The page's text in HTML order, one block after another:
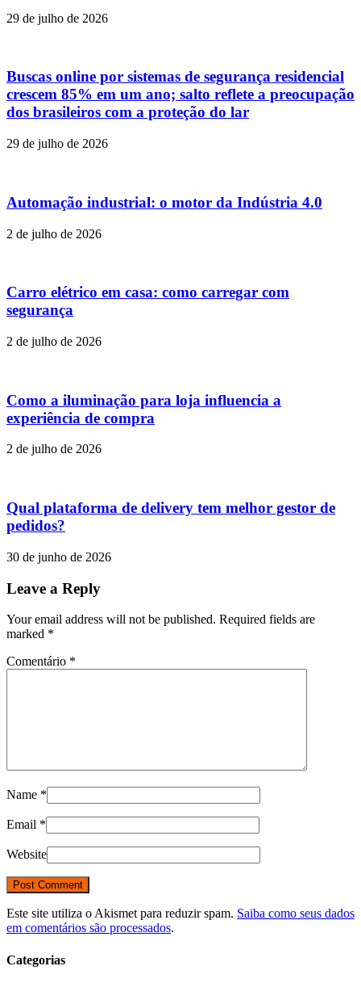
29 de julho de 2026
Buscas online por sistemas de segurança residencial
crescem 85% em um ano; salto reflete a preocupação
dos brasileiros com a proteção do lar
29 de julho de 2026
Automação industrial: o motor da Indústria 4.0
2 de julho de 2026
Carro elétrico em casa: como carregar com
segurança
2 de julho de 2026
Como a iluminação para loja influencia a
experiência de compra
2 de julho de 2026
Qual plataforma de delivery tem melhor gestor de
pedidos?
30 de junho de 2026
Leave a Reply
Your email address will not be published. Required fields are
marked *
Comentário *
Name *
Email *
Website
Este site utiliza o Akismet para reduzir spam. Saiba como seus dados
em comentários são processados.
Categorias